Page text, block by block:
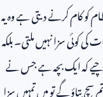
کام کرنے دیتی ہے وہ یہ
کوئی سزا نہیں ملتی۔ بلکہ
کہ ایک بچہ ہے جس نے
بتاؤ گے تو میں تمہیں سزا